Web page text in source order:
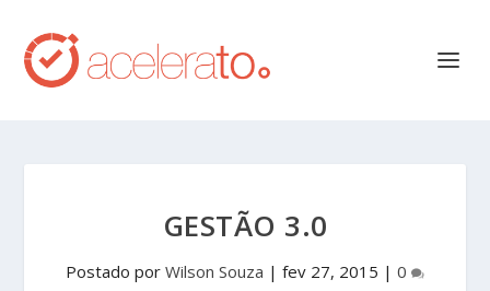
GESTÃO 3.0
Postado por Wilson Souza | fev 27, 2015 | 0